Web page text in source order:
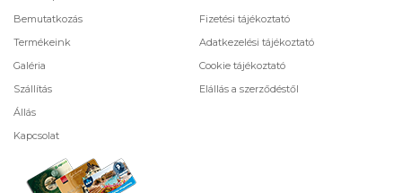
Bemutatkozás
Termékeink
Galéria
Szállítás
Állás
Kapcsolat
Fizetési tájékoztató
Adatkezelési tájékoztató
Cookie tájékoztató
Elállás a szerződéstől